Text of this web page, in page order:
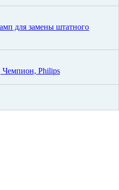
для замены штатного
Чемпион, Philips